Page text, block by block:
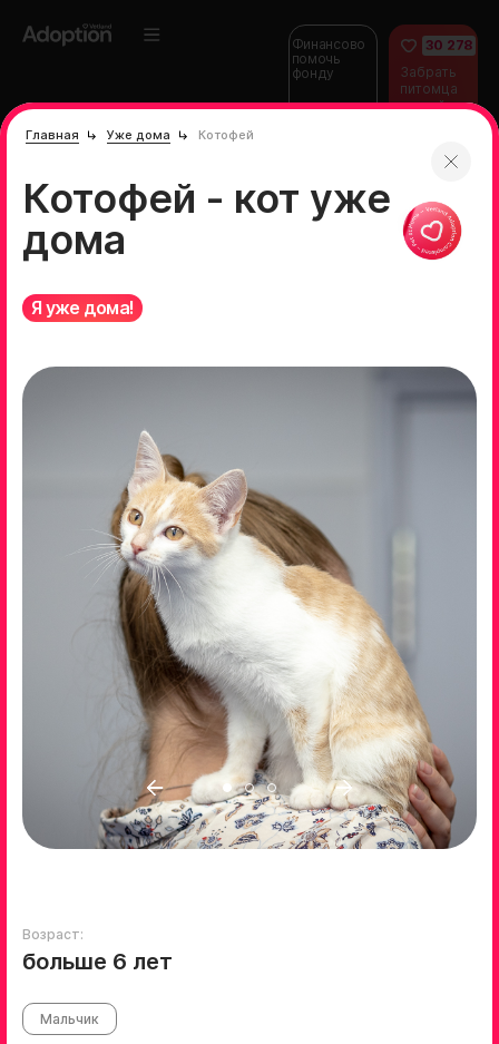
Финансово
помочь
фонду
30 278
Забрать
питомца
домой
Главная Уже дома Котофей
Котофей - кот уже
дома
Я уже дома!
Возраст:
больше 6 лет
Мальчик